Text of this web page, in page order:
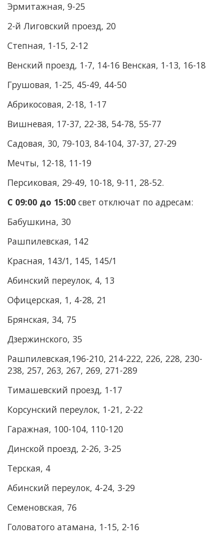
Эрмитажная, 9-25
2-й Лиговский проезд, 20
Степная, 1-15, 2-12
Венский проезд, 1-7, 14-16 Венская, 1-13, 16-18
Грушовая, 1-25, 45-49, 44-50
Абрикосовая, 2-18, 1-17
Вишневая, 17-37, 22-38, 54-78, 55-77
Садовая, 30, 79-103, 84-104, 37-37, 27-29
Мечты, 12-18, 11-19
Персиковая, 29-49, 10-18, 9-11, 28-52.
С 09:00 до 15:00 свет отключат по адресам:
Бабушкина, 30
Рашпилевская, 142
Красная, 143/1, 145, 145/1
Абинский переулок, 4, 13
Офицерская, 1, 4-28, 21
Брянская, 34, 75
Дзержинского, 35
Рашпилевская,196-210, 214-222, 226, 228, 230-
238, 257, 263, 267, 269, 271-289
Тимашевский проезд, 1-17
Корсунский переулок, 1-21, 2-22
Гаражная, 100-104, 110-120
Динской проезд, 2-26, 3-25
Терская, 4
Абинский переулок, 4-24, 3-29
Семеновская, 76
Головатого атамана, 1-15, 2-16